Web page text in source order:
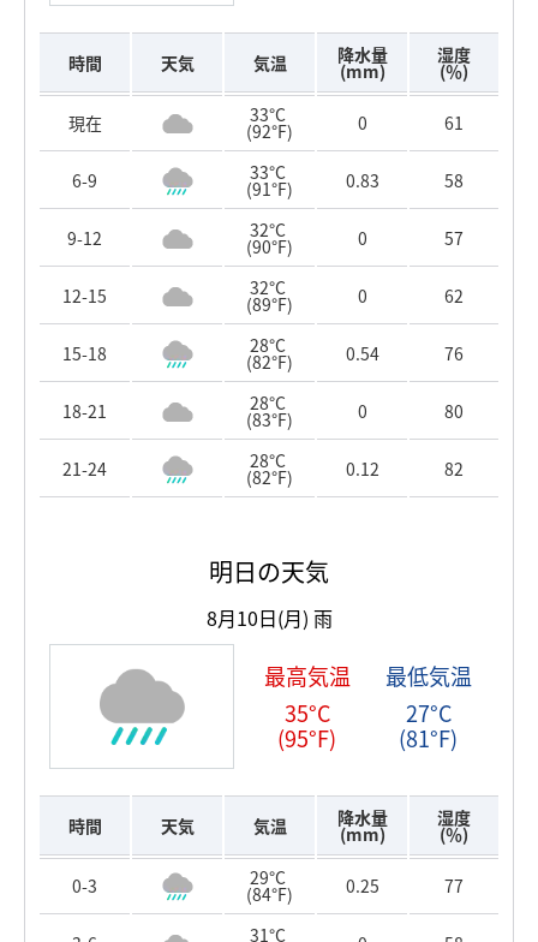
時間 天気 気温 降水量
(mm)
湿度
(％)
現在 33°C
(92°F) 0 61
6-9 33°C
(91°F) 0.83 58
9-12 32°C
(90°F) 0 57
12-15 32°C
(89°F) 0 62
15-18 28°C
(82°F) 0.54 76
18-21 28°C
(83°F) 0 80
21-24 28°C
(82°F) 0.12 82
明日の天気
8月10日(月) 雨
最高気温
35°C
(95°F)
最低気温
27°C
(81°F)
時間 天気 気温 降水量
(mm)
湿度
(％)
0-3 29°C
(84°F) 0.25 77
31°C